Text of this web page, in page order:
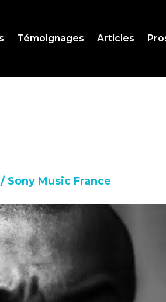
Témoignages Articles
Sony Music France